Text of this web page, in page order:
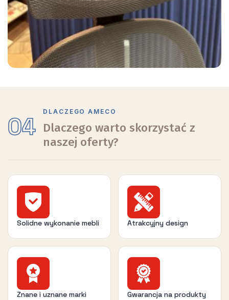
04
DLACZEGO AMECO
Dlaczego warto skorzystać z
naszej oferty?
Solidne wykonanie mebli Atrakcyjny design
Znane i uznane marki Gwarancja na produkty